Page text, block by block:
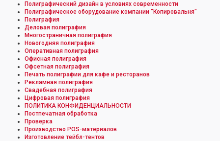
Полиграфический дизайн в условиях современности
Полиграфическое оборудование компании "Копировальня"
Полиграфия
Деловая полиграфия
Многостраничная полиграфия
Новогодняя полиграфия
Оперативная полиграфия
Офисная полиграфия
Офсетная полиграфия
Печать полиграфии для кафе и ресторанов
Рекламная полиграфия
Свадебная полиграфия
Цифровая полиграфия
ПОЛИТИКА КОНФИДЕНЦИАЛЬНОСТИ
Постпечатная обработка
Проверка
Производство POS-материалов
Изготовление тейбл-тентов